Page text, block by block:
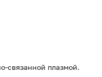
связанной плазмой.